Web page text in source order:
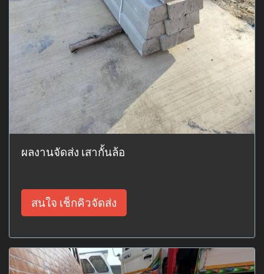
ผลงานจัดส่ง เสากั้นล้อ
สนใจ เช็กคิวจัดส่ง